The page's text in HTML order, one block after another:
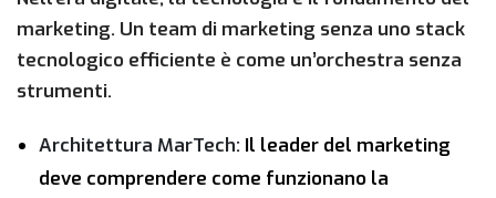
marketing. Un team di marketing senza uno stack
tecnologico efficiente è come un’orchestra senza
strumenti.
Architettura MarTech: Il leader del marketing
deve comprendere come funzionano la